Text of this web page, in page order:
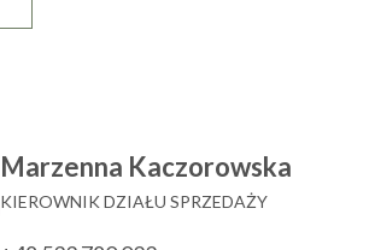
Marzenna Kaczorowska
KIEROWNIK DZIAŁU SPRZEDAŻY